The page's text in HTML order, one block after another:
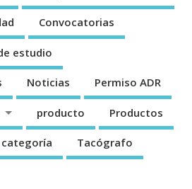
Convocatorias
estudio
Noticias Permiso ADR
producto Productos
categorí­a Tacógrafo